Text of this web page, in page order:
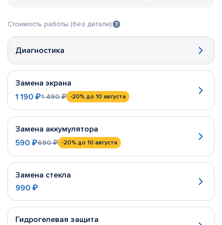
Стоимость работы (без детали)
Диагностика
Замена экрана
1 190 ₽1 490 ₽ -20% до 10 августа
Замена аккумулятора
590 ₽690 ₽ -20% до 10 августа
Замена стекла
990 ₽
Гидрогелевая защита